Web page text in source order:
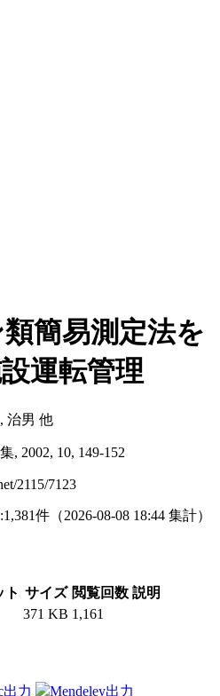
簡易測定法を
運転管理
治男 他
, 2002, 10, 149-152
2115/7123
1,381件 （2026-08-08 18:44 集計）
ト サイズ 閲覧回数 説明
371 KB 1,161
出力 Mendeley出力